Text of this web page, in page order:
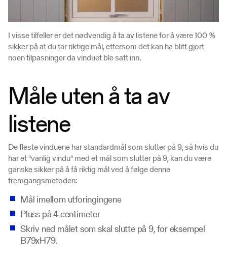
I visse tilfeller er det nødvendig å ta av listene for å være 100 %
sikker på at du tar riktige mål, ettersom det kan ha blitt gjort
noen tilpasninger da vinduet ble satt inn.
Måle uten å ta av
listene
De fleste vinduene har standardmål som slutter på 9, så hvis du
har et "vanlig vindu" med et mål som slutter på 9, kan du være
ganske sikker på å få riktig mål ved å følge denne
fremgangsmetoden:
Mål imellom utforingingene
Pluss på 4 centimeter
Skriv ned målet som skal slutte på 9, for eksempel
B79xH79.